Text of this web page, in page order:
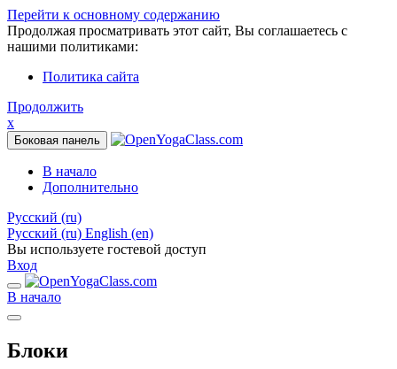
Перейти к основному содержанию
Продолжая просматривать этот сайт, Вы соглашаетесь с
нашими политиками:
Политика сайта
Продолжить
x
Боковая панель
В начало
Дополнительно
Русский ‎(ru)‎
Русский ‎(ru)‎ English ‎(en)‎
Вы используете гостевой доступ
Вход
В начало
Блоки